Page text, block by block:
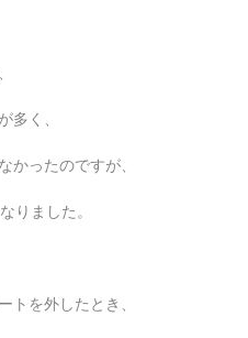
多く、
かったのですが、
りました。
トを外したとき、